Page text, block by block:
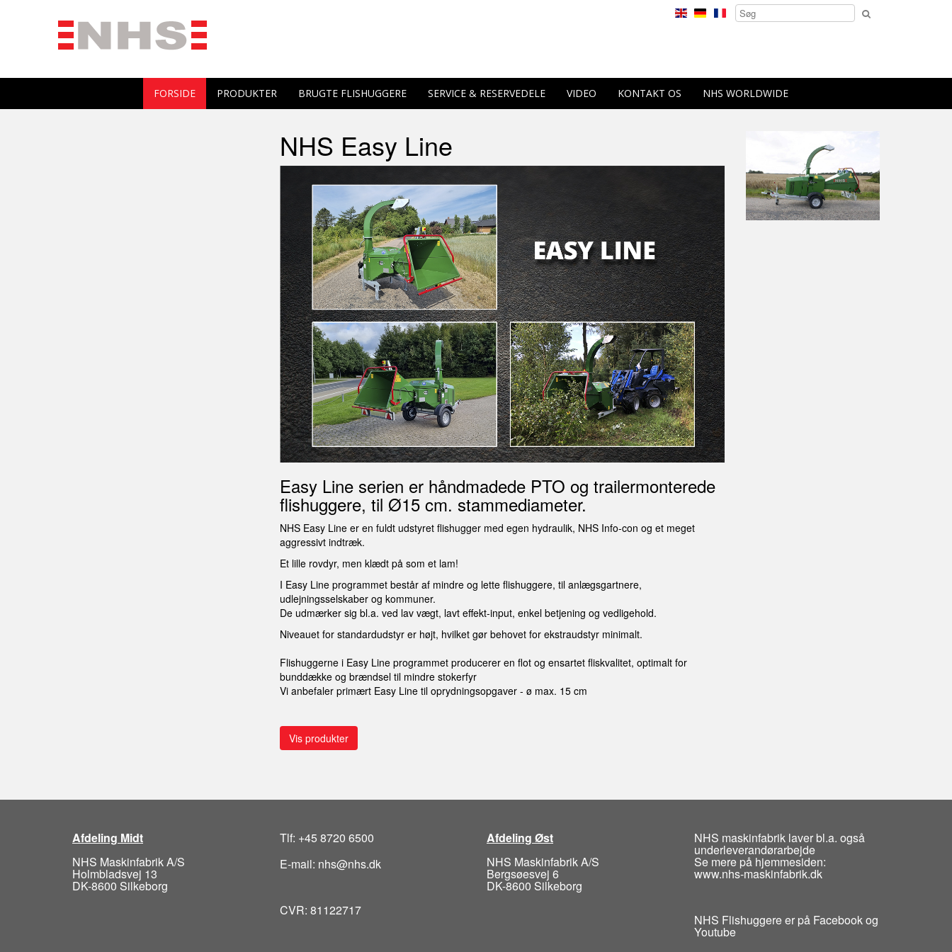
FORSIDE PRODUKTER BRUGTE FLISHUGGERE SERVICE & RESERVEDELE VIDEO KONTAKT OS NHS WORLDWIDE
NHS Easy Line
Easy Line serien er håndmadede PTO og trailermonterede
flishuggere, til Ø15 cm. stammediameter.
NHS Easy Line er en fuldt udstyret flishugger med egen hydraulik, NHS Info-con og et meget
aggressivt indtræk.
Et lille rovdyr, men klædt på som et lam!
I Easy Line programmet består af mindre og lette flishuggere, til anlægsgartnere,
udlejningsselskaber og kommuner.
De udmærker sig bl.a. ved lav vægt, lavt effekt-input, enkel betjening og vedligehold.
Niveauet for standardudstyr er højt, hvilket gør behovet for ekstraudstyr minimalt.
Flishuggerne i Easy Line programmet producerer en flot og ensartet fliskvalitet, optimalt for
bunddække og brændsel til mindre stokerfyr
Vi anbefaler primært Easy Line til oprydningsopgaver - ø max. 15 cm
Vis produkter
Afdeling Midt
NHS Maskinfabrik A/S
Holmbladsvej 13
DK-8600 Silkeborg
Tlf: +45 8720 6500
E-mail: nhs@nhs.dk
CVR: 81122717
Afdeling Øst
NHS Maskinfabrik A/S
Bergsøesvej 6
DK-8600 Silkeborg
NHS maskinfabrik laver bl.a. også
underleverandørarbejde
Se mere på hjemmesiden:
www.nhs-maskinfabrik.dk
NHS Flishuggere er på Facebook og
Youtube